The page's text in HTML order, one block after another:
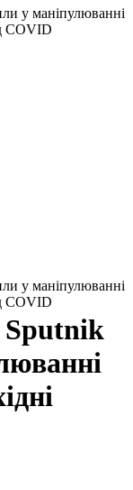
у маніпулюванні
COVID
у маніпулюванні
COVID
Sputnik